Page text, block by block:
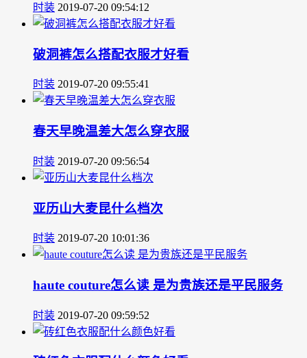
时装 2019-07-20 09:54:12
破洞裤怎么搭配衣服才好看
时装 2019-07-20 09:55:41
春天早晚温差大怎么穿衣服
时装 2019-07-20 09:56:54
亚历山大麦昆什么档次
时装 2019-07-20 10:01:36
haute couture怎么读 是为贵族还是平民服务
时装 2019-07-20 09:59:52